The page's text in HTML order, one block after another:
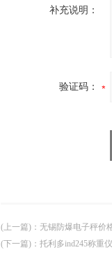
补充说明：
验证码：
(上一篇) ： 无锡防爆电子秤价
(下一篇) ： 托利多ind245称重